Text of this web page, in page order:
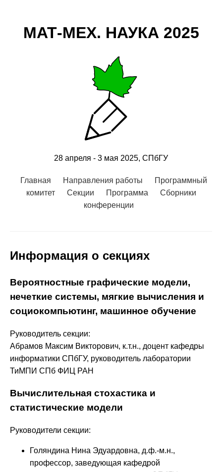
МАТ-МЕХ. НАУКА 2025
28 апреля - 3 мая 2025, СПбГУ
Главная Направления работы
Программный
комитет
Секции Программа
Сборники
конференции
Информация о секциях
Вероятностные графические модели,
нечеткие системы, мягкие вычисления и
социокомпьютинг, машинное обучение
Руководитель секции:
Абрамов Максим Викторович, к.т.н., доцент кафедры
информатики СПбГУ, руководитель лаборатории
ТиМПИ СПб ФИЦ РАН
Вычислительная стохастика и
статистические модели
Руководители секции:
Голяндина Нина Эдуардовна, д.ф.-м.н.,
профессор, заведующая кафедрой